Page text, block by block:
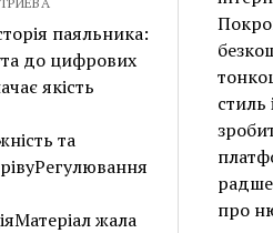
паяльника:
до цифрових
якість
та
жала
стиль
радше
про